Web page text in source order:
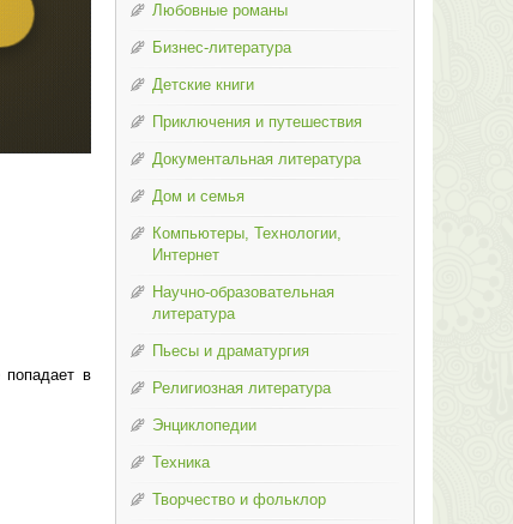
в
Любовные романы
Бизнес-литература
Детские книги
Приключения и путешествия
Документальная литература
Дом и семья
Компьютеры, Технологии,
Интернет
Научно-образовательная
литература
Пьесы и драматургия
Религиозная литература
Энциклопедии
Техника
Творчество и фольклор